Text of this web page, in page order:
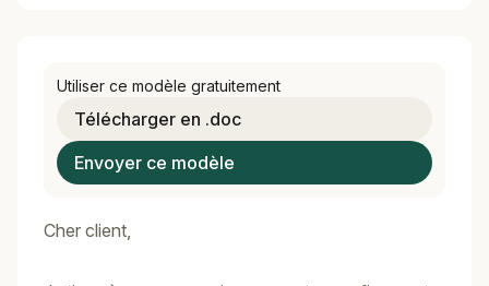
Utiliser ce modèle gratuitement
Télécharger en .doc
Envoyer ce modèle
Cher client,